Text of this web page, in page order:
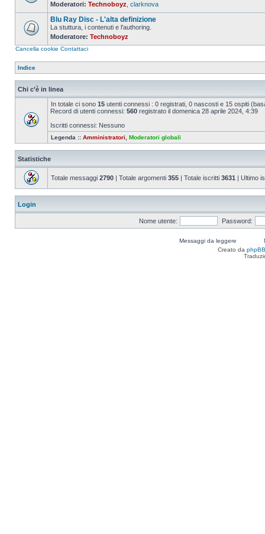
Nessun
messaggio
da
leggere
Moderatori: Technoboyz clarknova
Nessun
messaggio
da
Blu Ray Disc - L'alta definizione
La stuttura, i contenuti e l'authoring.
Moderatore: Technoboyz
Cancella cookie Contattaci
Indice
Chi c’è in linea
In totale ci sono 15 utenti connessi : 0 registrati, 0 nascosti e 15 ospiti
Record di utenti connessi: 560 registrato il domenica 28 aprile 2024, 4:39
Iscritti connessi: Nessuno
Legenda :: Amministratori Moderatori globali
Statistiche
Totale messaggi 2790 | Totale argomenti 355 | Totale iscritti 3631 | Ultimo
Login
Nome utente: Password:
Messaggi da leggere
Creato da phpBB